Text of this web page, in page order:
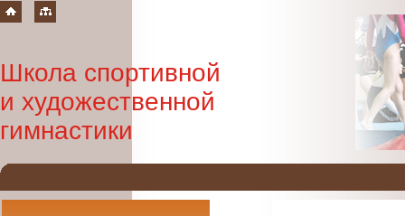
Школа спортивной
и художественной
гимнастики